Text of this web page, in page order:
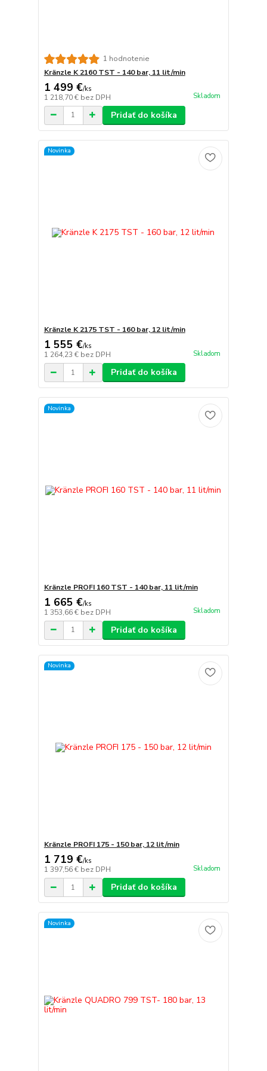
1 hodnotenie
Kränzle K 2160 TST - 140 bar, 11 lit/min
1 499 €/ks
1 218,70 € bez DPH Skladom
Pridať do košíka
Novinka
Kränzle K 2175 TST - 160 bar, 12 lit/min
1 555 €/ks
1 264,23 € bez DPH Skladom
Pridať do košíka
Novinka
Kränzle PROFI 160 TST - 140 bar, 11 lit/min
1 665 €/ks
1 353,66 € bez DPH Skladom
Pridať do košíka
Novinka
Kränzle PROFI 175 - 150 bar, 12 lit/min
1 719 €/ks
1 397,56 € bez DPH Skladom
Pridať do košíka
Novinka